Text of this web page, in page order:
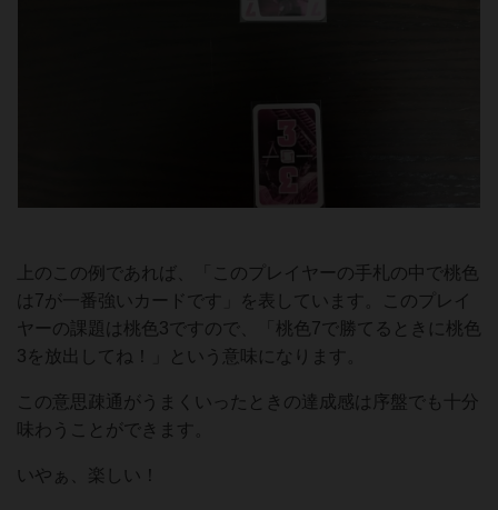
上のこの例であれば、「このプレイヤーの手札の中で桃色
は7が一番強いカードです」を表しています。このプレイ
ヤーの課題は桃色3ですので、「桃色7で勝てるときに桃色
3を放出してね！」という意味になります。
この意思疎通がうまくいったときの達成感は序盤でも十分
味わうことができます。
いやぁ、楽しい！